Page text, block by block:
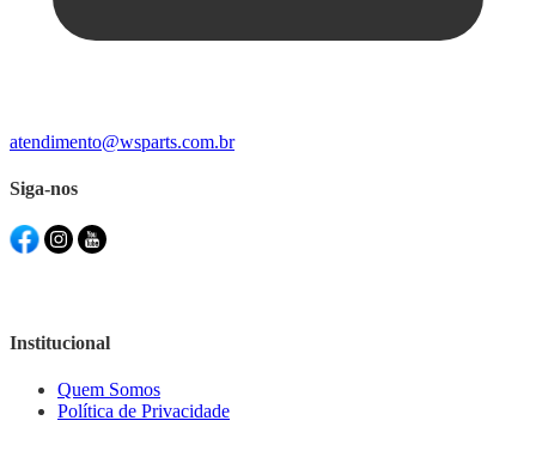
atendimento@wsparts.com.br
Siga-nos
Institucional
Quem Somos
Política de Privacidade